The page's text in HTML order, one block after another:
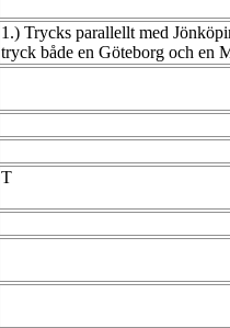
1.) Trycks parallellt med
tryck både en Göteborg och en
T